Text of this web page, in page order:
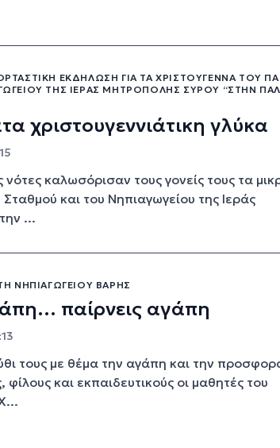
ΕΚΔΉΛΩΣΗ ΓΙΑ ΤΑ ΧΡΙΣΤΟΎΓΕΝΝΑ ΤΟΥ
ΤΗΣ ΙΕΡΆΣ ΜΗΤΡΌΠΟΛΗΣ ΣΎΡΟΥ “ΣΤΗΝ
χριστουγεννιάτικη γλύκα
νότες καλωσόρισαν τους γονείς τους τα
και του Νηπιαγωγείου της Ιεράς
...
ΝΗΠΙΑΓΩΓΕΊΟΥ ΒΆΡΗΣ
παίρνεις αγάπη
τους με θέμα την αγάπη και την
και εκπαιδευτικούς οι μαθητές του